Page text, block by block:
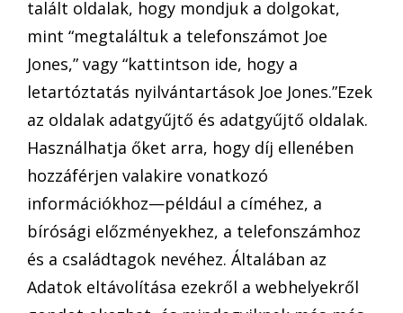
talált oldalak, hogy mondjuk a dolgokat,
mint “megtaláltuk a telefonszámot Joe
Jones,” vagy “kattintson ide, hogy a
letartóztatás nyilvántartások Joe Jones.”Ezek
az oldalak adatgyűjtő és adatgyűjtő oldalak.
Használhatja őket arra, hogy díj ellenében
hozzáférjen valakire vonatkozó
információkhoz—például a címéhez, a
bírósági előzményekhez, a telefonszámhoz
és a családtagok nevéhez. Általában az
Adatok eltávolítása ezekről a webhelyekről